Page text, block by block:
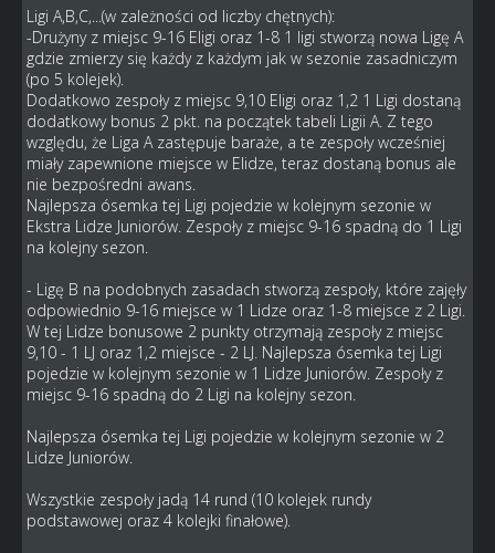
Ligi A,B,C,...(w zależności od liczby chętnych):
-Drużyny z miejsc 9-16 Eligi oraz 1-8 1 ligi stworzą nowa Ligę A
gdzie zmierzy się każdy z każdym jak w sezonie zasadniczym
(po 5 kolejek).
Dodatkowo zespoły z miejsc 9,10 Eligi oraz 1,2 1 Ligi dostaną
dodatkowy bonus 2 pkt. na początek tabeli Ligii A. Z tego
względu, że Liga A zastępuje baraże, a te zespoły wcześniej
miały zapewnione miejsce w Elidze, teraz dostaną bonus ale
nie bezpośredni awans.
Najlepsza ósemka tej Ligi pojedzie w kolejnym sezonie w
Ekstra Lidze Juniorów. Zespoły z miejsc 9-16 spadną do 1 Ligi
na kolejny sezon.
- Ligę B na podobnych zasadach stworzą zespoły, które zajęły
odpowiednio 9-16 miejsce w 1 Lidze oraz 1-8 miejsce z 2 Ligi.
W tej Lidze bonusowe 2 punkty otrzymają zespoły z miejsc
9,10 - 1 LJ oraz 1,2 miejsce - 2 LJ. Najlepsza ósemka tej Ligi
pojedzie w kolejnym sezonie w 1 Lidze Juniorów. Zespoły z
miejsc 9-16 spadną do 2 Ligi na kolejny sezon.
Najlepsza ósemka tej Ligi pojedzie w kolejnym sezonie w 2
Lidze Juniorów.
Wszystkie zespoły jadą 14 rund (10 kolejek rundy
podstawowej oraz 4 kolejki finałowe).